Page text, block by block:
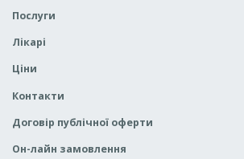
Послуги
Лікарі
Ціни
Контакти
Договір публічної оферти
Он-лайн замовлення